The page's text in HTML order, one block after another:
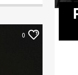
0